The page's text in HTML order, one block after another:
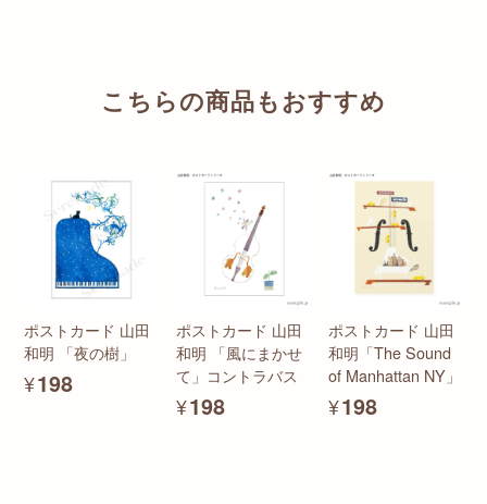
こちらの商品もおすすめ
ポストカード 山田
和明 「夜の樹」
¥198
ポストカード 山田
和明 「風にまかせ
て」コントラバス
¥198
ポストカード 山田
和明「The Sound
of Manhattan NY」
¥198